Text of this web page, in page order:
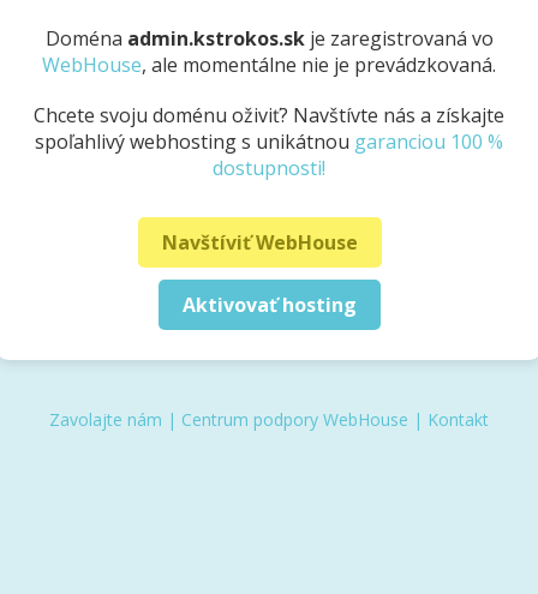
Doména admin.kstrokos.skje zaregistrovaná vo
WebHouse, ale momentálne nie je prevádzkovaná.
Chcete svoju doménu oživiť? Navštívte nás a získajte
spoľahlivý webhosting s unikátnou garanciou 100 %
dostupnosti!
Navštíviť WebHouse
Aktivovať hosting
Zavolajte nám | Centrum podpory WebHouse | Kontakt